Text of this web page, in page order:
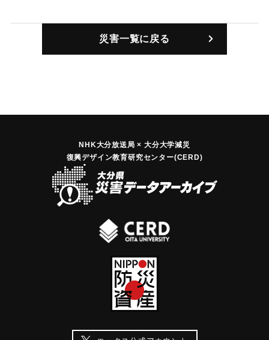
｜固有コード:00090001
災害一覧に戻る
NHK大分放送局 × 大分大学減災
復興デザイン教育研究センター(CERD)